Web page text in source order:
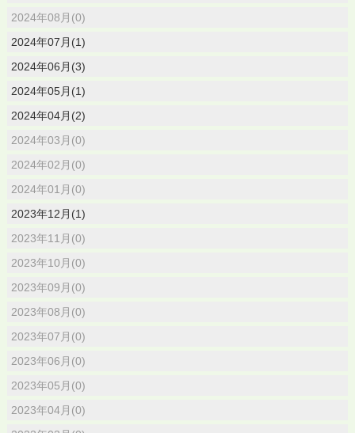
2024年08月(0)
2024年07月(1)
2024年06月(3)
2024年05月(1)
2024年04月(2)
2024年03月(0)
2024年02月(0)
2024年01月(0)
2023年12月(1)
2023年11月(0)
2023年10月(0)
2023年09月(0)
2023年08月(0)
2023年07月(0)
2023年06月(0)
2023年05月(0)
2023年04月(0)